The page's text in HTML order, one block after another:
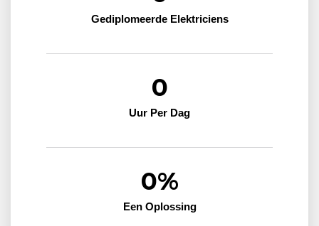
Gediplomeerde Elektriciens
Uur Per Dag
0
Een Oplossing
0%